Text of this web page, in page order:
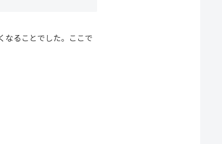
なることでした。ここで